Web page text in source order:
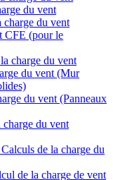
du vent
charge du vent
CFE (pour le
charge du vent
du vent (Mur
du vent (Panneaux
du vent
de la charge du
de la charge de vent